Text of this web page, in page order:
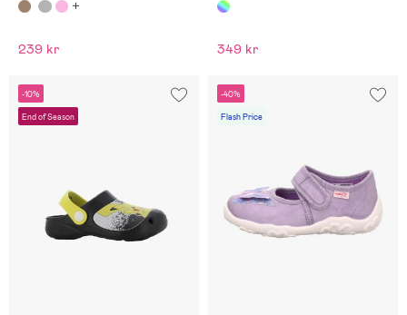
239 kr 349 kr
-10%
End of Season
-40%
Flash Price